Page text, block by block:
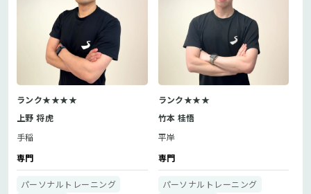
ランク★★★★
上野 将虎
手稲
専門
パーソナルトレーニング
ランク★★★
竹本 桂悟
平岸
専門
パーソナルトレーニング